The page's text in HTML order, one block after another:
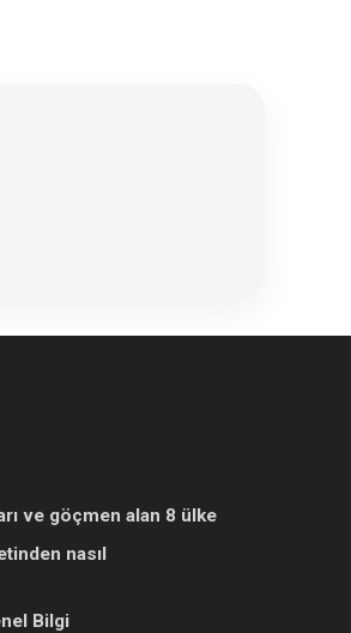
ve göçmen alan 8 ülke
nasıl
Bilgi